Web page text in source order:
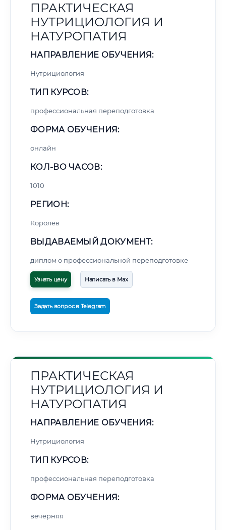
ПРАКТИЧЕСКАЯ
НУТРИЦИОЛОГИЯ И
НАТУРОПАТИЯ
НАПРАВЛЕНИЕ ОБУЧЕНИЯ:
Нутрициология
ТИП КУРСОВ:
профессиональная переподготовка
ФОРМА ОБУЧЕНИЯ:
онлайн
КОЛ-ВО ЧАСОВ:
1010
РЕГИОН:
Королёв
ВЫДАВАЕМЫЙ ДОКУМЕНТ:
диплом о профессиональной переподготовке
Узнать цену Написать в Max
Задать вопрос в Telegram
ПРАКТИЧЕСКАЯ
НУТРИЦИОЛОГИЯ И
НАТУРОПАТИЯ
НАПРАВЛЕНИЕ ОБУЧЕНИЯ:
Нутрициология
ТИП КУРСОВ:
профессиональная переподготовка
ФОРМА ОБУЧЕНИЯ:
вечерняя